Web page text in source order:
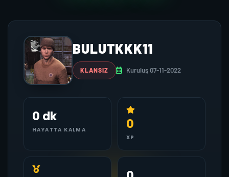
BULUTKKK11
KLANSIZ Kuruluş 07-11-2022
0 dk
HAYATTA KALMA 0
XP